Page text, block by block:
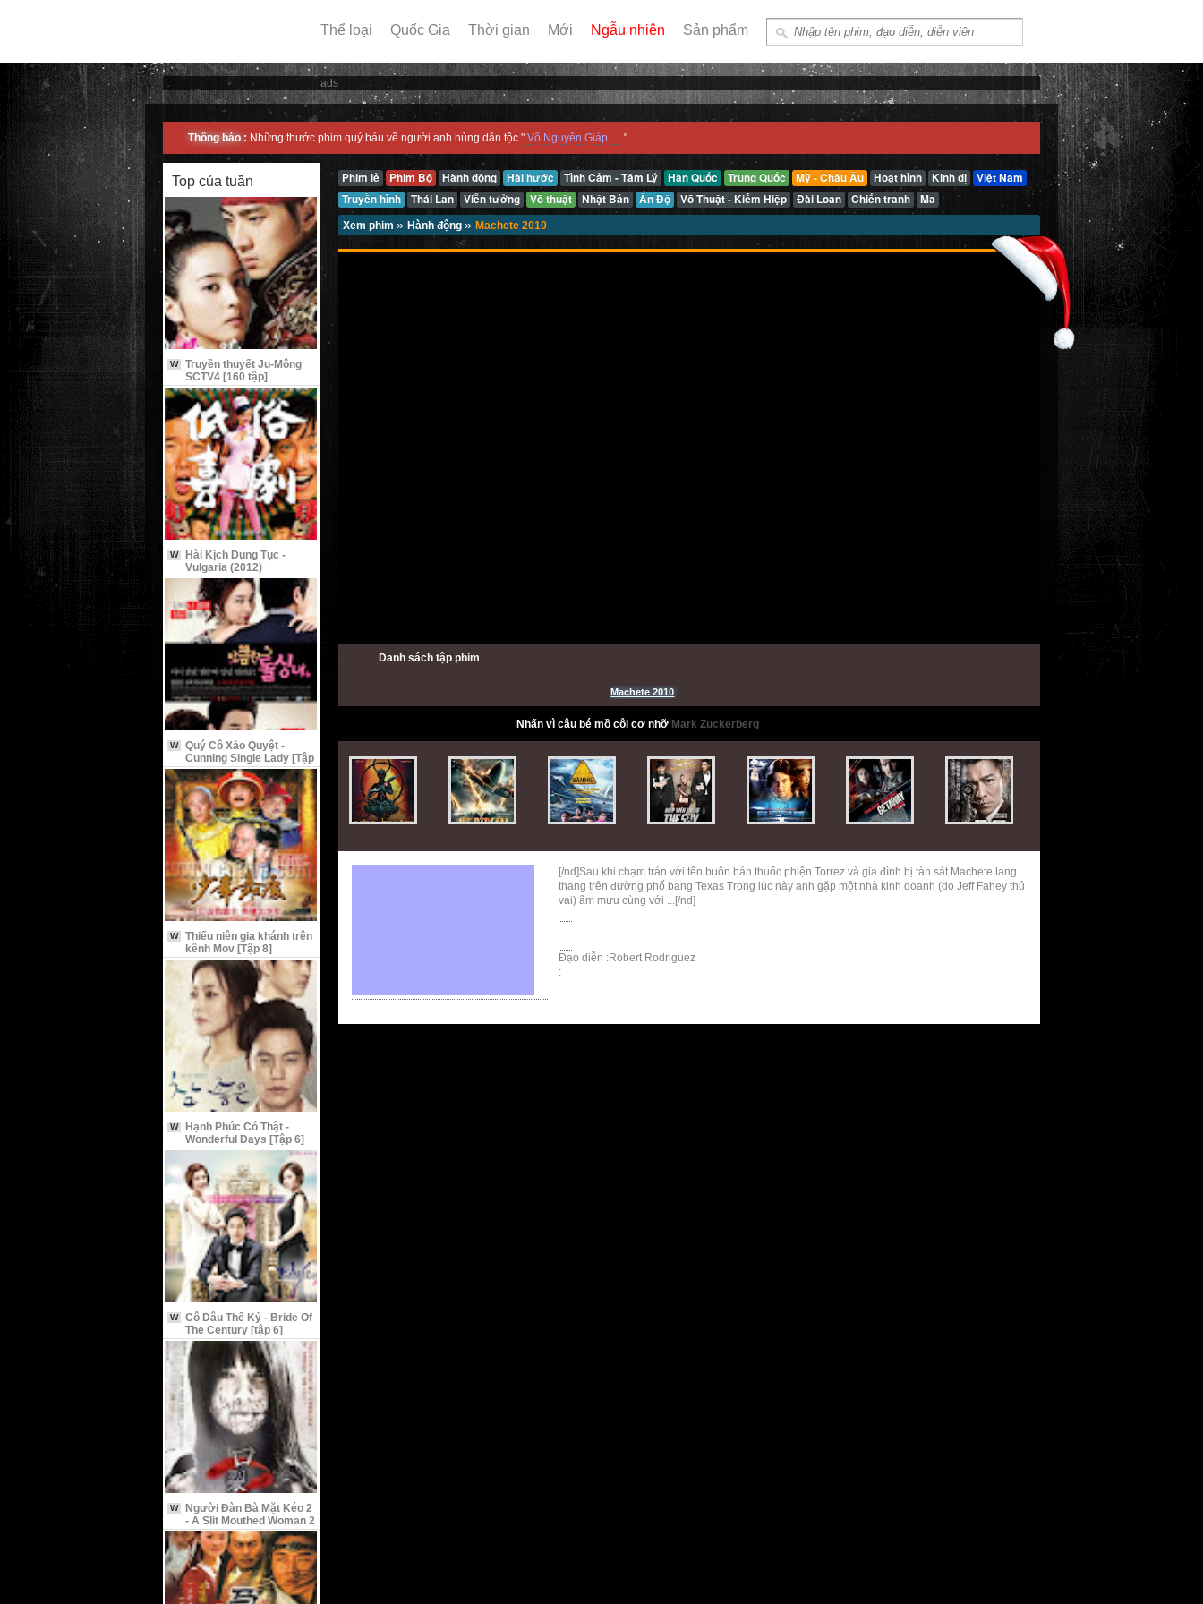
Thể loại Quốc Gia Thời gian Mới Ngẫu nhiên Sản phẩm
ads
Thông báo : Những thước phim quý báu về người anh hùng dân tộc " Võ Nguyên Giáp "
Top của tuần
W
Truyền thuyết Ju-Mông
SCTV4 [160 tập]
W
Hài Kịch Dung Tục -
Vulgaria (2012)
W
Quý Cô Xảo Quyệt -
Cunning Single Lady [Tập
9 Vietsub]
W
Thiếu niên gia khánh trên
kênh Mov [Tập 8]
W
Hạnh Phúc Có Thật -
Wonderful Days [Tập 6]
W
Cô Dâu Thế Kỷ - Bride Of
The Century [tập 6]
W
Người Đàn Bà Mặt Kéo 2
- A Slit Mouthed Woman 2
Phim lẻ Phim Bộ Hành động Hài hước Tình Cảm - Tâm Lý Hàn Quốc Trung Quốc Mỹ - Châu Âu Hoạt hình Kinh dị
Việt Nam
Truyền hình
Thái Lan Viễn tưởng Võ thuật Nhật Bản Ấn Độ Võ Thuật - Kiếm Hiệp Đài Loan Chiến tranh Ma
Xem phim » Hành động » Machete 2010
Danh sách tập phim
Machete 2010
Nhấnvì cậu bé mồ côi cơ nhỡ Mark Zuckerberg
[/nd]Sau khi chạm trán với tên buôn bán thuốc phiện Torrez và gia đình bị tàn sát Machete lang
thang trên đường phố bang Texas Trong lúc này anh gặp một nhà kinh doanh (do Jeff Fahey thủ
vai) âm mưu cùng với ...[/nd]
Đạo diễn :Robert Rodriguez
: